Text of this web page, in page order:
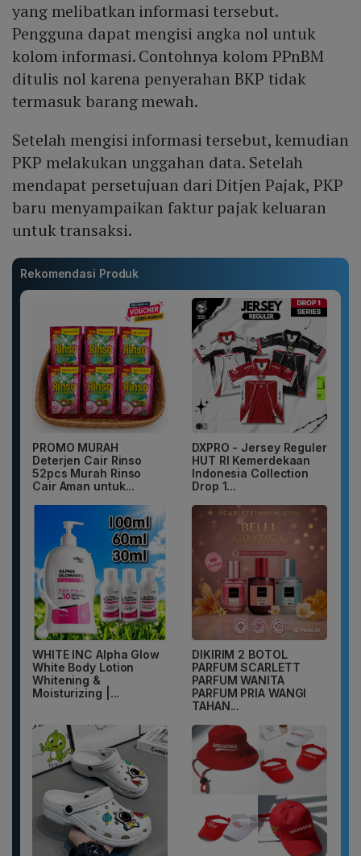
yang melibatkan informasi tersebut.
Pengguna dapat mengisi angka nol untuk
kolom informasi. Contohnya kolom PPnBM
ditulis nol karena penyerahan BKP tidak
termasuk barang mewah.
Setelah mengisi informasi tersebut, kemudian
PKP melakukan unggahan data. Setelah
mendapat persetujuan dari Ditjen Pajak, PKP
baru menyampaikan faktur pajak keluaran
untuk transaksi.
Rekomendasi Produk
PROMO MURAH
Deterjen Cair Rinso
52pcs Murah Rinso
Cair Aman untuk...
DXPRO - Jersey Reguler
HUT RI Kemerdekaan
Indonesia Collection
Drop 1...
WHITE INC Alpha Glow
White Body Lotion
Whitening &
Moisturizing |...
DIKIRIM 2 BOTOL
PARFUM SCARLETT
PARFUM WANITA
PARFUM PRIA WANGI
TAHAN...